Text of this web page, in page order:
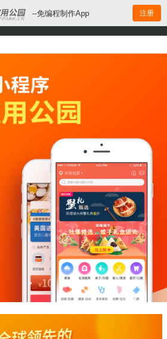
--免编程制作App 注册